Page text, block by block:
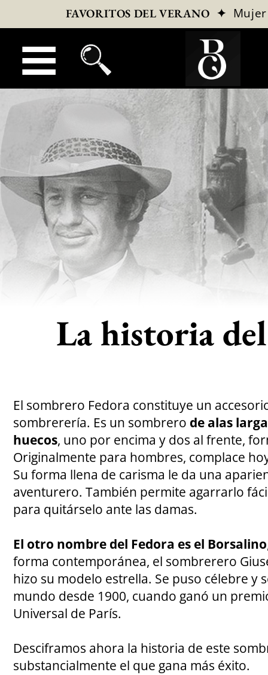
FAVORITOS DEL VERANO ✦ Mujer
La historia
El sombrero Fedora constituye un
sombrerería. Es un sombrero de alas
huecos, uno por encima y dos al frente,
Originalmente para hombres, complace
Su forma llena de carisma le da una
aventurero. También permite agarrarlo
para quitárselo ante las damas.
El otro nombre del Fedora es el Borsalino
forma contemporánea, el sombrerero
hizo su modelo estrella. Se puso célebre y
mundo desde 1900, cuando ganó un
Universal de París.
Desciframos ahora la historia de este
substancialmente el que gana más éxito.